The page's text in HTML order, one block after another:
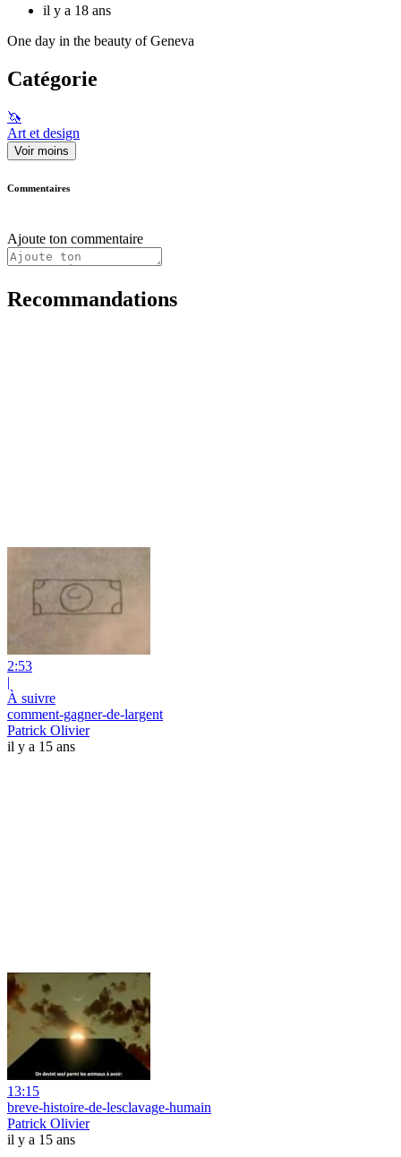
il y a 18 ans
One day in the beauty of Geneva
Catégorie
🦄
Art et design
Voir moins
Commentaires
Ajoute ton commentaire
Recommandations
2:53
|
À suivre
comment-gagner-de-largent
Patrick Olivier
il y a 15 ans
13:15
breve-histoire-de-lesclavage-humain
Patrick Olivier
il y a 15 ans